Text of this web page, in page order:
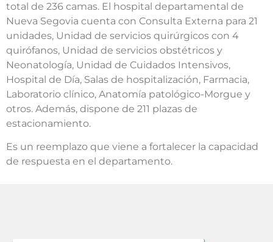
total de 236 camas. El hospital departamental de
Nueva Segovia cuenta con Consulta Externa para 21
unidades, Unidad de servicios quirúrgicos con 4
quirófanos, Unidad de servicios obstétricos y
Neonatología, Unidad de Cuidados Intensivos,
Hospital de Día, Salas de hospitalización, Farmacia,
Laboratorio clínico, Anatomía patológico-Morgue y
otros. Además, dispone de 211 plazas de
estacionamiento.
Es un reemplazo que viene a fortalecer la capacidad
de respuesta en el departamento.